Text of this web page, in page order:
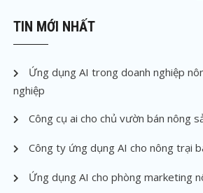
TIN MỚI NHẤT
Ứng dụng AI trong doanh nghiệp
nghiệp
Công cụ ai cho chủ vườn bán nông
Công ty ứng dụng AI cho nông trại
Ứng dụng AI cho phòng marketing